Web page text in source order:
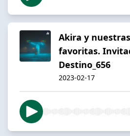
Akira y
favoritas.
Destino_656
2023-02-17